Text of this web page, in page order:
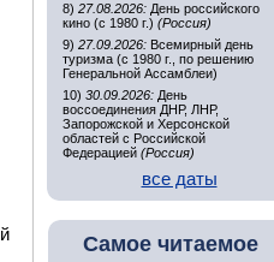
8) 27.08.2026: День российского
кино (с 1980 г.) (Россия)
9) 27.09.2026: Всемирный день
туризма (с 1980 г., по решению
Генеральной Ассамблеи)
10) 30.09.2026: День
воссоединения ДНР, ЛНР,
Запорожской и Херсонской
областей с Российской
Федерацией (Россия)
все даты
Самое читаемое